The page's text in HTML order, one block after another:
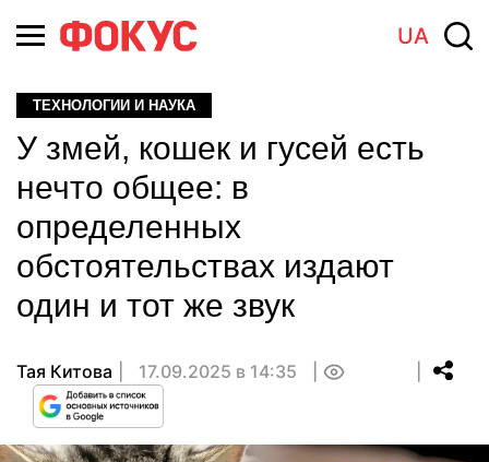
UA
ТЕХНОЛОГИИ И НАУКА
У змей, кошек и гусей есть
нечто общее: в
определенных
обстоятельствах издают
один и тот же звук
Тая Китова 17.09.2025 в 14:35